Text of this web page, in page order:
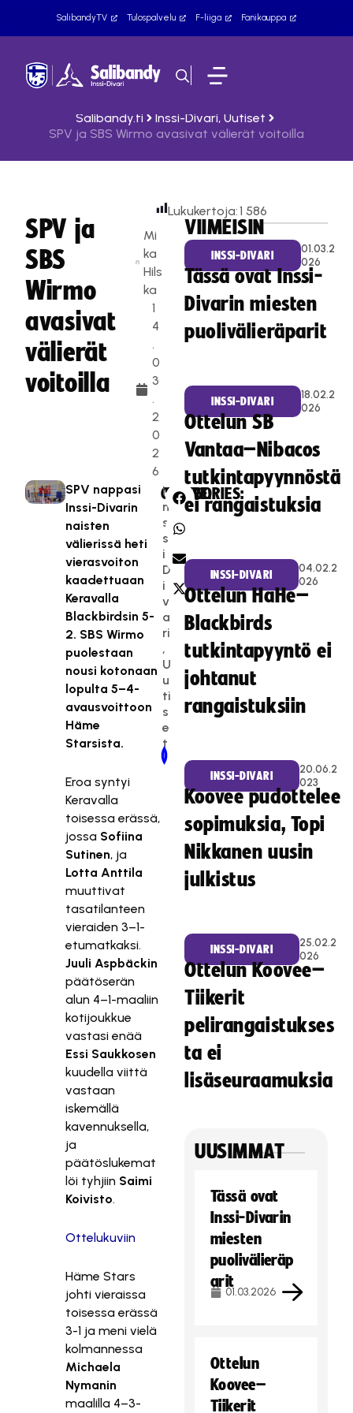
SalibandyTV Tulospalvelu F-liiga Fanikauppa
Salibandy.fi Inssi-Divari, Uutiset
SPV ja SBS Wirmo avasivat välierät voitoilla
SPV ja
SBS
Wirmo
avasivat
välierät
voitoilla
Mi
ka
Hils
ka
1
4
.
0
3
.
2
0
2
6
Lukukertoja:1 586
SPV nappasi
Inssi-Divarin
naisten
välierissä heti
vierasvoiton
kaadettuaan
Keravalla
Blackbirdsin 5-
2. SBS Wirmo
puolestaan
nousi kotonaan
lopulta 5–4-
avausvoittoon
Häme
Starsista.
Eroa syntyi
Keravalla
toisessa erässä,
jossa Sofiina
Sutinen, ja
Lotta Anttila
muuttivat
tasatilanteen
vieraiden 3–1-
etumatkaksi.
Juuli Aspbäckin
päätöserän
alun 4–1-maaliin
kotijoukkue
vastasi enää
Essi Saukkosen
kuudella viittä
vastaan
iskemällä
kavennuksella,
ja
päätöslukemat
löi tyhjiin Saimi
Koivisto.
Ottelukuviin
Häme Stars
johti vieraissa
toisessa erässä
3-1 ja meni vielä
kolmannessa
Michaela
Nymanin
maalilla 4–3-
CATEGORIES:
I
n
s
s
i-
D
i
v
a
ri
,
U
u
ti
s
e
t
SHARE:
Newer Post
VIIMEISIN
INSSI-DIVARI
01.03.2
026
Tässä ovat Inssi-
Divarin miesten
puolivälieräparit
INSSI-DIVARI
18.02.2
026
Ottelun SB
Vantaa–Nibacos
tutkintapyynnöstä
ei rangaistuksia
INSSI-DIVARI
04.02.2
026
Ottelun HaHe–
Blackbirds
tutkintapyyntö ei
johtanut
rangaistuksiin
INSSI-DIVARI
20.06.2
023
Koovee pudottelee
sopimuksia, Topi
Nikkanen uusin
julkistus
INSSI-DIVARI
25.02.2
026
Ottelun Koovee–
Tiikerit
pelirangaistukses
ta ei
lisäseuraamuksia
UUSIMMAT
Tässä ovat
Inssi-Divarin
miesten
puolivälieräp
arit
01.03.2026
Ottelun
Koovee–
Tiikerit